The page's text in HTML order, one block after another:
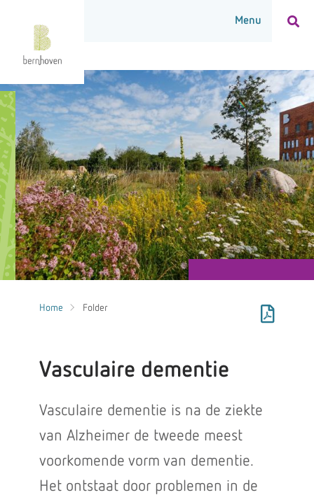
Home Folder
Vasculaire dementie
Vasculaire dementie is na de ziekte
van Alzheimer de tweede meest
voorkomende vorm van dementie.
Het ontstaat door problemen in de